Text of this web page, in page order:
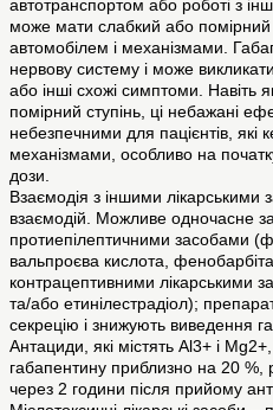
автотранспортом або роботі з
може мати слабкий або помірний
автомобілем і механізмами.
нервову систему і може
або інші схожі симптоми.
помірний ступінь, ці небажані
небезпечними для пацієнтів, які
механізмами, особливо на
дози.
Взаємодія з іншими лікарськими
взаємодій. Можливе одночасне
протиепілептичними засобами
вальпроєва кислота,
контрацептивними лікарськими
та/або етинілестрадіол);
секрецію і знижують виведення
Антациди, які містять Al3+ і
габапентину приблизно на 20 %,
через 2 години після прийому